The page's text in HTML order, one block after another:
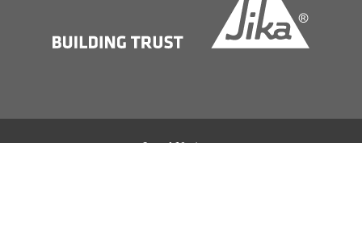
Legal Notice